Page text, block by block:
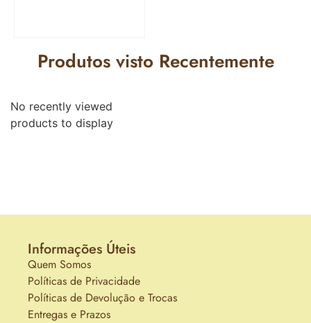
Produtos visto Recentemente
No recently viewed
products to display
Informações Úteis
Quem Somos
Políticas de Privacidade
Políticas de Devolução e Trocas
Entregas e Prazos